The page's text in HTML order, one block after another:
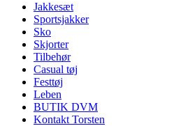
Jakkesæt
Sportsjakker
Sko
Skjorter
Tilbehør
Casual tøj
Festtøj
Leben
BUTIK DVM
Kontakt Torsten